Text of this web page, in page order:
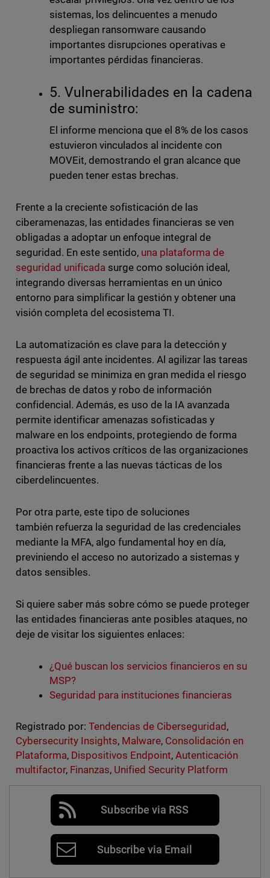
sistemas, los delincuentes a menudo
despliegan ransomware causando
importantes disrupciones operativas e
importantes pérdidas financieras.
5. Vulnerabilidades en la cadena
de suministro:
El informe menciona que el 8% de los casos
estuvieron vinculados al incidente con
MOVEit, demostrando el gran alcance que
pueden tener estas brechas.
Frente a la creciente sofisticación de las
ciberamenazas, las entidades financieras se ven
obligadas a adoptar un enfoque integral de
seguridad. En este sentido, una plataforma de
seguridad unificadasurge como solución ideal,
integrando diversas herramientas en un único
entorno para simplificar la gestión y obtener una
visión completa del ecosistema TI.
La automatización es clave para la detección y
respuesta ágil ante incidentes. Al agilizar las tareas
de seguridad se minimiza en gran medida el riesgo
de brechas de datos y robo de información
confidencial. Además, es uso de la IA avanzada
permite identificar amenazas sofisticadas y
malware en los endpoints, protegiendo de forma
proactiva los activos críticos de las organizaciones
financieras frente a las nuevas tácticas de los
ciberdelincuentes.
Por otra parte, este tipo de soluciones
también refuerza la seguridad de las credenciales
mediante la MFA, algo fundamental hoy en día,
previniendo el acceso no autorizado a sistemas y
datos sensibles.
Si quiere saber más sobre cómo se puede proteger
las entidades financieras ante posibles ataques, no
deje de visitar los siguientes enlaces:
¿Qué buscan los servicios financieros en su
MSP?
Seguridad para instituciones financieras
Registrado por: Tendencias de Ciberseguridad ,
Cybersecurity Insights, Malware, Consolidación en
Plataforma, Dispositivos Endpoint,Autenticación
multifactor, Finanzas, Unified Security Platform
Subscribe via RSS
Subscribe via Email